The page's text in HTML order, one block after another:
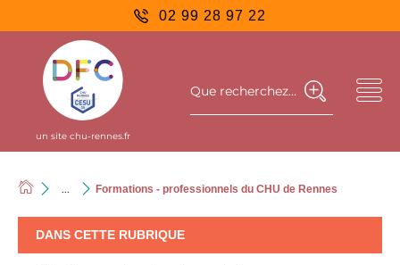
02 99 28 97 22
un site chu-rennes.fr
Que recherchez-vous ?
... Formations - professionnels du CHU de Rennes
DANS CETTE RUBRIQUE